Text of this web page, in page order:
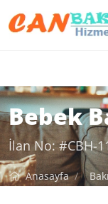
Bebek
İlan No: #CBH-
Anasayfa